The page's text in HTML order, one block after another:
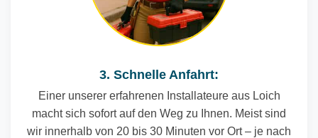
3. Schnelle Anfahrt:
Einer unserer erfahrenen Installateure aus Loich
macht sich sofort auf den Weg zu Ihnen. Meist sind
wir innerhalb von 20 bis 30 Minuten vor Ort – je nach